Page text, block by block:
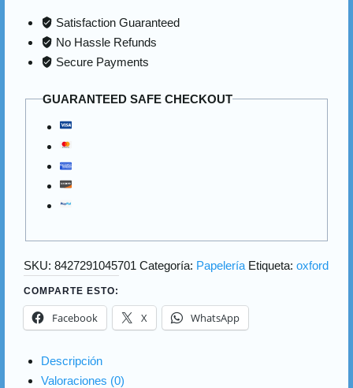
Satisfaction Guaranteed
No Hassle Refunds
Secure Payments
GUARANTEED SAFE CHECKOUT
SKU: 8427291045701 Categoría: Papelería Etiqueta: oxford
COMPARTE ESTO:
Facebook X WhatsApp
Descripción
Valoraciones (0)